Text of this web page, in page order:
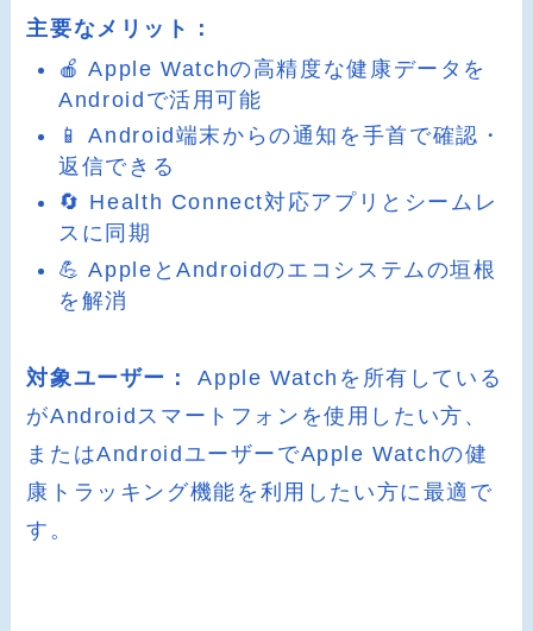
主要なメリット：
🍎 Apple Watchの高精度な健康データを
Androidで活用可能
📱 Android端末からの通知を手首で確認・
返信できる
🔄 Health Connect対応アプリとシームレ
スに同期
💪 AppleとAndroidのエコシステムの垣根
を解消
対象ユーザー：
Apple Watchを所有している
がAndroidスマートフォンを使用したい方、
またはAndroidユーザーでApple Watchの健
康トラッキング機能を利用したい方に最適で
す。